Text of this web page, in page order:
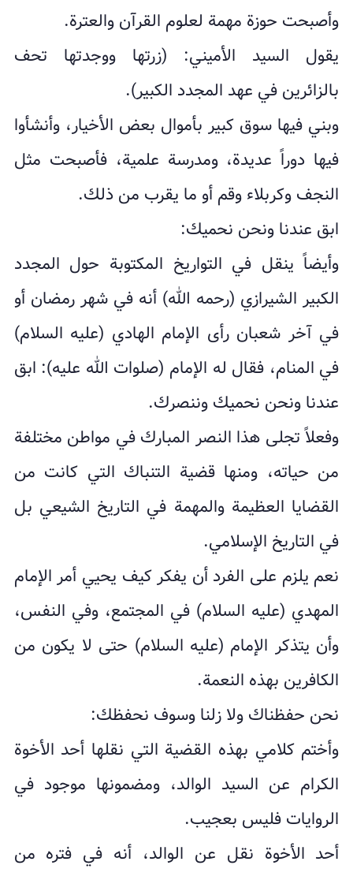
وأصبحت حوزة مهمة لعلوم القرآن والعترة.
يقول السيد الأميني: (زرتها ووجدتها تحف
بالزائرين في عهد المجدد الكبير).
وبني فيها سوق كبير بأموال بعض الأخيار، وأنشأوا
فيها دوراً عديدة، ومدرسة علمية، فأصبحت مثل
النجف وكربلاء وقم أو ما يقرب من ذلك.
ابق عندنا ونحن نحميك:
وأيضاً ينقل في التواريخ المكتوبة حول المجدد
الكبير الشيرازي (رحمه الله) أنه في شهر رمضان أو
في آخر شعبان رأى الإمام الهادي (عليه السلام)
في المنام، فقال له الإمام (صلوات الله عليه): ابق
عندنا ونحن نحميك وننصرك.
وفعلاً تجلى هذا النصر المبارك في مواطن مختلفة
من حياته، ومنها قضية التنباك التي كانت من
القضايا العظيمة والمهمة في التاريخ الشيعي بل
في التاريخ الإسلامي.
نعم يلزم على الفرد أن يفكر كيف يحيي أمر الإمام
المهدي (عليه السلام) في المجتمع، وفي النفس،
وأن يتذكر الإمام (عليه السلام) حتى لا يكون من
الكافرين بهذه النعمة.
نحن حفظناك ولا زلنا وسوف نحفظك:
وأختم كلامي بهذه القضية التي نقلها أحد الأخوة
الكرام عن السيد الوالد، ومضمونها موجود في
الروايات فليس بعجيب.
أحد الأخوة نقل عن الوالد، أنه في فتره من